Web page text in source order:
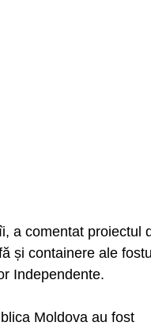
a comentat proiectul
și containere ale
Independente.
Moldova au fost